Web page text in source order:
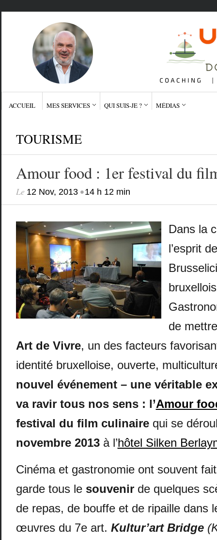
ACCUEIL MES SERVICES QUI SUIS-JE ? MÉDIAS
TOURISME
Amour food : 1er festival du
Le 12 Nov, 2013•14 h 12 min
Dans la
l’esprit
de
Art de Vivre, un des facteurs
identité bruxelloise, ouverte,
nouvel événement – une véritable
va ravir tous nos sens : l’Amour
festival du film culinaire qui se
novembre 2013 à l’hôtel Silken
Cinéma et gastronomie ont souvent
garde tous le souvenirde quelques
de repas, de bouffe et de ripaille dans
œuvres du 7e art. Kultur’art Bridge